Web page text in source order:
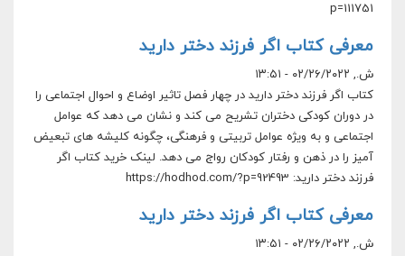
p=111751
معرفی کتاب اگر فرزند دختر دارید
ش., ۰۲/۲۶/۲۰۲۲ - ۱۳:۵۱
کتاب اگر فرزند دختر دارید در چهار فصل تاثیر اوضاع و احوال اجتماعی را
در دوران کودکی دختران تشریح می کند و نشان می دهد که عوامل
اجتماعی و به ویژه عوامل تربیتی و فرهنگی، چگونه کلیشه های تبعیض
آمیز را در ذهن و رفتار کودکان رواج می دهد. لینک خرید کتاب اگر
فرزند دختر دارید: https://hodhod.com/?p=92493
معرفی کتاب اگر فرزند دختر دارید
ش., ۰۲/۲۶/۲۰۲۲ - ۱۳:۵۱